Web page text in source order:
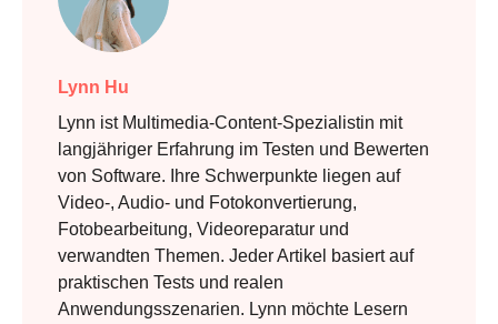
Lynn Hu
Lynn ist Multimedia-Content-Spezialistin mit
langjähriger Erfahrung im Testen und Bewerten
von Software. Ihre Schwerpunkte liegen auf
Video-, Audio- und Fotokonvertierung,
Fotobearbeitung, Videoreparatur und
verwandten Themen. Jeder Artikel basiert auf
praktischen Tests und realen
Anwendungsszenarien. Lynn möchte Lesern